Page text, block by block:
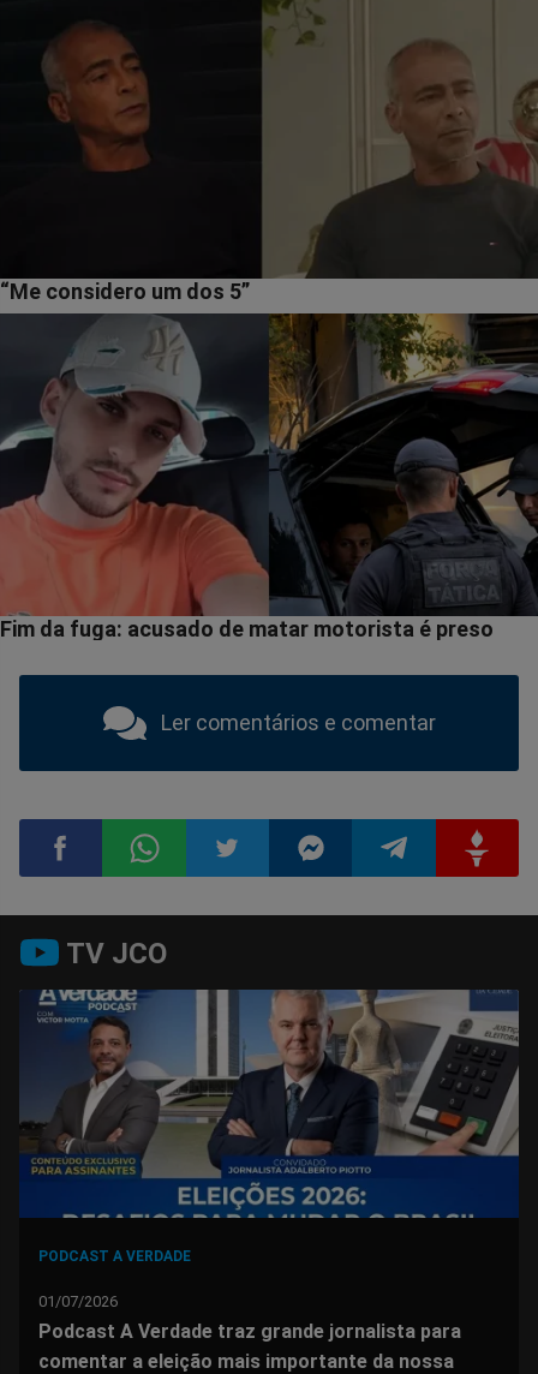
Ler comentários e comentar
no
Facebook
no
Whatsapp
no
Twitter
no
Messenger
no
Telegram
no
Gettr
TV JCO
PODCAST A VERDADE
01/07/2026
Podcast A Verdade traz grande jornalista para
comentar a eleição mais importante da nossa